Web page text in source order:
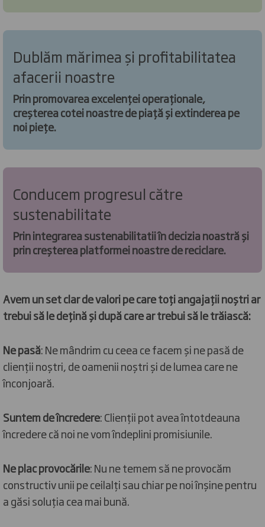
Dublăm mărimea și profitabilitatea
afacerii noastre
Prin promovarea excelenței operaționale,
creșterea cotei noastre de piață și extinderea pe
noi piețe.
Conducem progresul către
sustenabilitate
Prin integrarea sustenabilitatii în decizia noastră și
prin creșterea platformei noastre de reciclare.
Avem un set clar de valori pe care toți angajații noștri ar
trebui să le dețină și după care ar trebui să le trăiască:
Ne pasă: Ne mândrim cu ceea ce facem și ne pasă de
clienții noștri, de oamenii noștri și de lumea care ne
înconjoară.
Suntem de încredere: Clienții pot avea întotdeauna
încredere că noi ne vom îndeplini promisiunile.
Ne plac provocările: Nu ne temem să ne provocăm
constructiv unii pe ceilalți sau chiar pe noi înșine pentru
a găsi soluția cea mai bună.